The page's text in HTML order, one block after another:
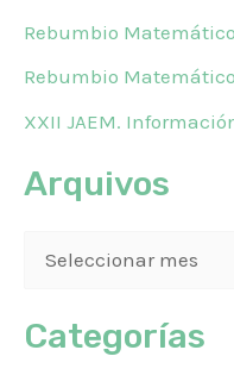
Rebumbio
Rebumbio
XXII JAEM.
Arquivos
Categorías